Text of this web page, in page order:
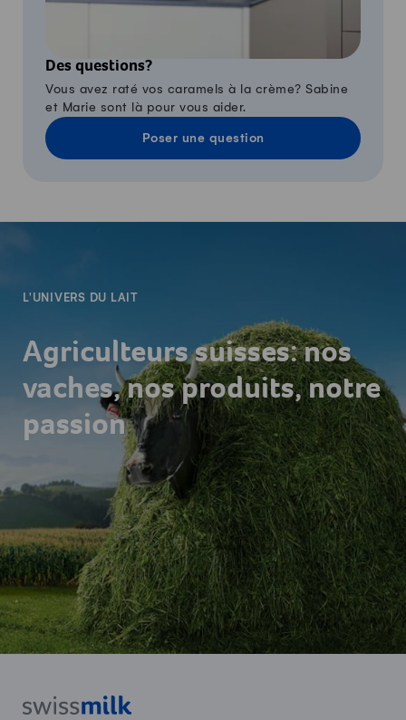
Des questions?
Vous avez raté vos caramels à la crème? Sabine
et Marie sont là pour vous aider.
Poser une question
L'UNIVERS DU LAIT
Agriculteurs suisses: nos
vaches, nos produits, notre
passion